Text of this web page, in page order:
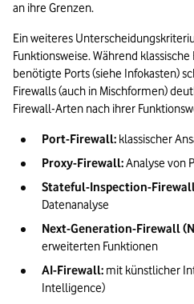
an ihre Grenzen.
Ein weiteres
Funktionsweise. Während
benötigte Ports (siehe Infokasten)
Firewalls (auch in Mischformen)
Firewall-Arten nach ihrer
Port-Firewall: klassischer
Proxy-Firewall: Analyse von
Stateful-Inspection-Firewall
Datenanalyse
Next-Generation-Firewall
erweiterten Funktionen
AI-Firewall: mit künstlicher
Intelligence)